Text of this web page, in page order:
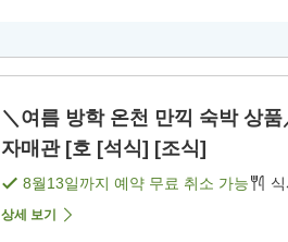
＼여름 방학 온천 만끽 숙박 상
자매관 [호 [석식] [조식]
8월13일까지 예약 무료 취소 가능
상세 보기